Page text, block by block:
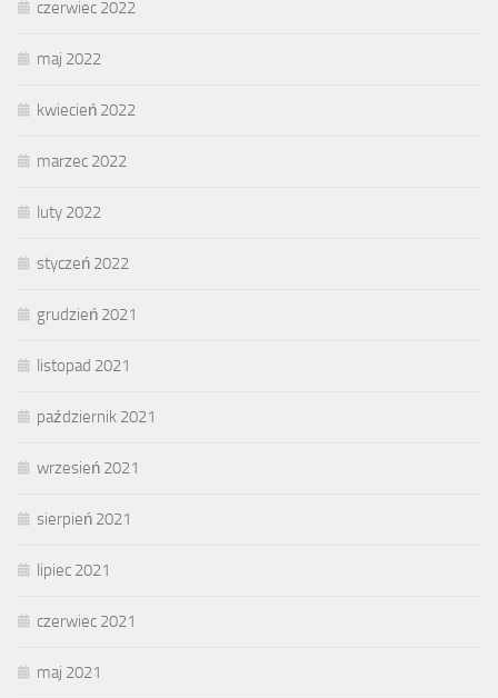
czerwiec 2022
maj 2022
kwiecień 2022
marzec 2022
luty 2022
styczeń 2022
grudzień 2021
listopad 2021
październik 2021
wrzesień 2021
sierpień 2021
lipiec 2021
czerwiec 2021
maj 2021